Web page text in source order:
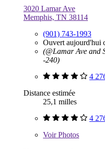
3020 Lamar Ave
Memphis, TN 38114
(901) 743-1993
Ouvert aujourd'hui
(@Lamar Ave and
-240)
4
Distance estimée
25,1 milles
4
VoirPhotos